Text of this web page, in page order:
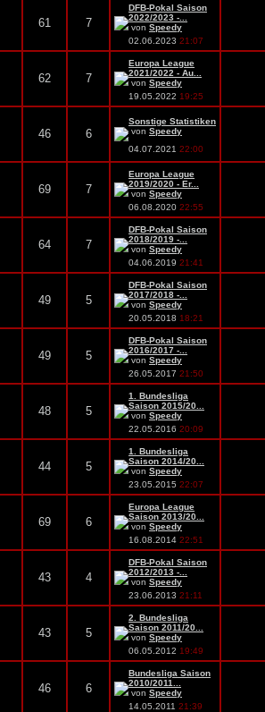
61 7
DFB-Pokal Saison
2022/2023 -...
von Speedy
02.06.2023 21:07
62 7
Europa League
2021/2022 - Au...
von Speedy
19.05.2022 19:25
46 6
Sonstige Statistiken
von Speedy
04.07.2021 22:00
69 7
Europa League
2019/2020 - Er...
von Speedy
06.08.2020 22:55
64 7
DFB-Pokal Saison
2018/2019 -...
von Speedy
04.06.2019 21:41
49 5
DFB-Pokal Saison
2017/2018 -...
von Speedy
20.05.2018 18:21
49 5
DFB-Pokal Saison
2016/2017 -...
von Speedy
26.05.2017 21:50
48 5
1. Bundesliga
Saison 2015/20...
von Speedy
22.05.2016 20:09
44 5
1. Bundesliga
Saison 2014/20...
von Speedy
23.05.2015 22:07
69 6
Europa League
Saison 2013/20...
von Speedy
16.08.2014 22:51
43 4
DFB-Pokal Saison
2012/2013 -...
von Speedy
23.06.2013 21:11
43 5
2. Bundesliga
Saison 2011/20...
von Speedy
06.05.2012 19:49
46 6
Bundesliga Saison
2010/2011...
von Speedy
14.05.2011 21:39